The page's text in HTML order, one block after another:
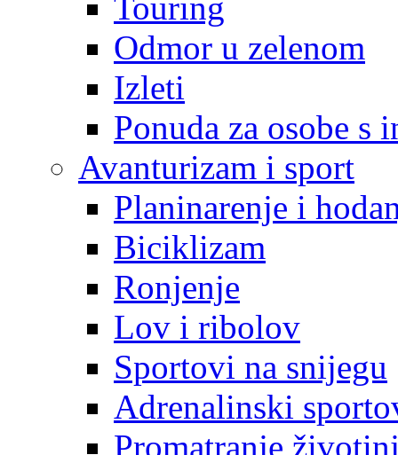
Odmor u zelenom
Izleti
Ponuda za osobe s
Avanturizam i sport
Planinarenje i
Biciklizam
Ronjenje
Lov i ribolov
Sportovi na snijegu
Adrenalinski
Promatranje